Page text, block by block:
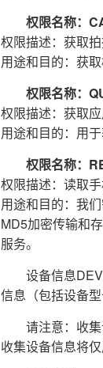
权限名称：
权限描述：获取
用途和目的：获
权限名称：
权限描述：获取
用途和目的：用
权限名称：
权限描述：读取
用途和目的：我
MD5加密传输和
服务。
设备信息
信息（包括设备
请注意：收
收集设备信息将